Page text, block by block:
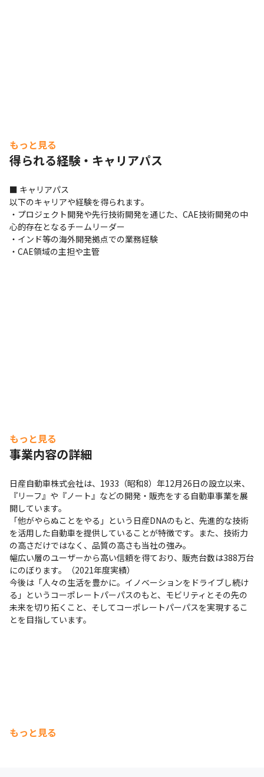
もっと見る
得られる経験・キャリアパス
■ キャリアパス
以下のキャリアや経験を得られます。
・プロジェクト開発や先行技術開発を通じた、CAE技術開発の中
心的存在となるチームリーダー
・インド等の海外開発拠点での業務経験
・CAE領域の主担や主管
もっと見る
事業内容の詳細
日産自動車株式会社は、1933（昭和8）年12月26日の設立以来、
『リーフ』や『ノート』などの開発・販売をする自動車事業を展
開しています。
「他がやらぬことをやる」という日産DNAのもと、先進的な技術
を活用した自動車を提供していることが特徴です。また、技術力
の高さだけではなく、品質の高さも当社の強み。
幅広い層のユーザーから高い信頼を得ており、販売台数は388万台
にのぼります。（2021年度実績）
今後は「人々の生活を豊かに。イノベーションをドライブし続け
る」というコーポレートパーパスのもと、モビリティとその先の
未来を切り拓くこと、そしてコーポレートパーパスを実現するこ
とを目指しています。
もっと見る